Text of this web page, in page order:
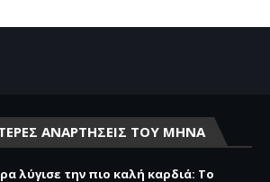
ΑΝΑΡΤΗΣΕΙΣ ΤΟΥ ΜΗΝΑ
λύγισε την πιο καλή καρδιά: Το